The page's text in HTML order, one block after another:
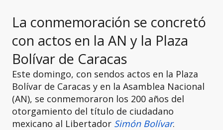
La conmemoración se concretó
con actos en la AN y la Plaza
Bolívar de Caracas
Este domingo, con sendos actos en la Plaza
Bolívar de Caracas y en la Asamblea Nacional
(AN), se conmemoraron los 200 años del
otorgamiento del título de ciudadano
mexicano al Libertador Simón Bolívar.